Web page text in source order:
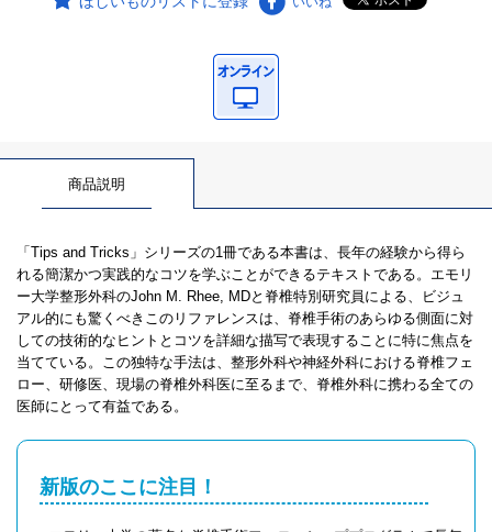
商品説明
「Tips and Tricks」シリーズの1冊である本書は、長年の経験から得ら
れる簡潔かつ実践的なコツを学ぶことができるテキストである。エモリ
ー大学整形外科のJohn M. Rhee, MDと脊椎特別研究員による、ビジュ
アル的にも驚くべきこのリファレンスは、脊椎手術のあらゆる側面に対
しての技術的なヒントとコツを詳細な描写で表現することに特に焦点を
当てている。この独特な手法は、整形外科や神経外科における脊椎フェ
ロー、研修医、現場の脊椎外科医に至るまで、脊椎外科に携わる全ての
医師にとって有益である。
新版のここに注目！